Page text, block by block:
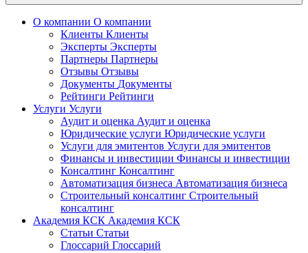
О компании О компании
Клиенты Клиенты
Эксперты Эксперты
Партнеры Партнеры
Отзывы Отзывы
Документы Документы
Рейтинги Рейтинги
Услуги Услуги
Аудит и оценка Аудит и оценка
Юридические услуги Юридические услуги
Услуги для эмитентов Услуги для эмитентов
Финансы и инвестиции Финансы и инвестиции
Консалтинг Консалтинг
Автоматизация бизнеса Автоматизация бизнеса
Строительный консалтинг Строительный
консалтинг
Академия КСК Академия КСК
Статьи Статьи
Глоссарий Глоссарий